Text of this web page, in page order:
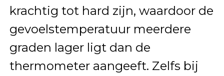
krachtig tot hard zijn, waardoor de
gevoelstemperatuur meerdere
graden lager ligt dan de
thermometer aangeeft. Zelfs bij